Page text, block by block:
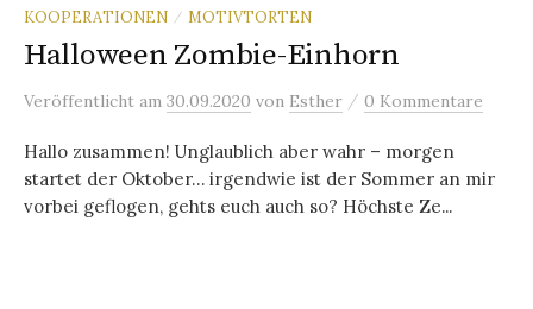
KOOPERATIONEN / MOTIVTORTEN
Halloween Zombie-Einhorn
Veröffentlicht am 30.09.2020 von Esther / 0 Kommentare
Hallo zusammen! Unglaublich aber wahr – morgen
startet der Oktober… irgendwie ist der Sommer an mir
vorbei geflogen, gehts euch auch so? Höchste Ze...